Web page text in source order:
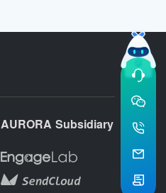
AURORA Subsidiary